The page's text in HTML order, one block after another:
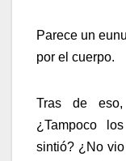
Parece un
por el cuerpo.
Tras de
¿Tampoco
sintió? ¿No